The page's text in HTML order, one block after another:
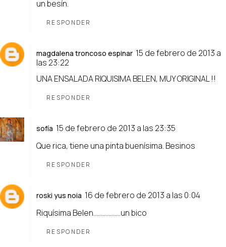
un besín.
RESPONDER
magdalena troncoso espinar 15 de febrero de 2013 a
las 23:22
UNA ENSALADA RIQUISIMA BELEN, MUY ORIGINAL !!
RESPONDER
sofía 15 de febrero de 2013 a las 23:35
Que rica, tiene una pinta buenísima. Besinos
RESPONDER
roski yus noia 16 de febrero de 2013 a las 0:04
Riquísima Belen..................un bico
RESPONDER